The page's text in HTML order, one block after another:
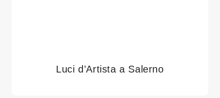
Luci d’Artista a Salerno